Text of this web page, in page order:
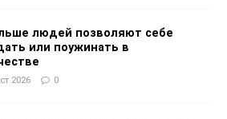
людей позволяют себе
или поужинать в
2026 0